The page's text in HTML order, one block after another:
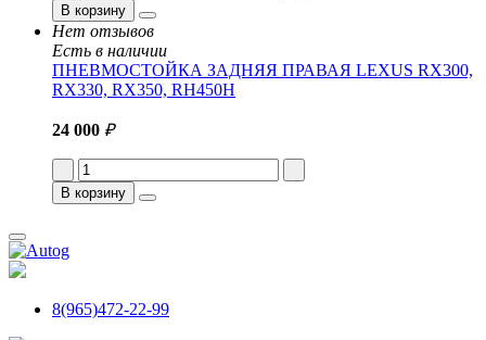
В корзину
Нет отзывов
Есть в наличии
ПНЕВМОСТОЙКА ЗАДНЯЯ ПРАВАЯ LEXUS RX300,
RX330, RX350, RH450H
24 000 ₽
В корзину
8(965)472-22-99